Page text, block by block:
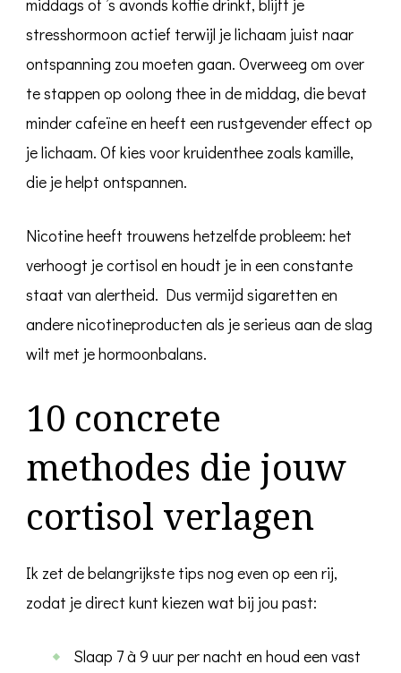
stresshormoon actief terwijl je lichaam juist naar
ontspanning zou moeten gaan. Overweeg om over
te stappen op oolong thee in de middag, die bevat
minder cafeïne en heeft een rustgevender effect op
je lichaam. Of kies voor kruidenthee zoals kamille,
die je helpt ontspannen.
Nicotine heeft trouwens hetzelfde probleem: het
verhoogt je cortisol en houdt je in een constante
staat van alertheid. Dus vermijd sigaretten en
andere nicotineproducten als je serieus aan de slag
wilt met je hormoonbalans.
10 concrete
methodes die jouw
cortisol verlagen
Ik zet de belangrijkste tips nog even op een rij,
zodat je direct kunt kiezen wat bij jou past:
Slaap 7 à 9 uur per nacht en houd een vast